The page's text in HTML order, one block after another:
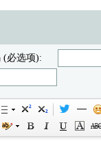
(必选项):